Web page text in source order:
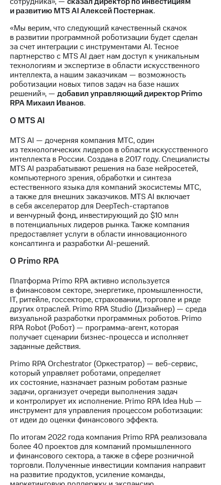
Описание
приобретения
Порядок
выкупа
акций
Дивиденды
Рынок
облигаций
Описание
Еврооблигации-2023
Уведомление
погашении
именных
облигаций
Другое
Регистратор
Реквизиты
Контакты
развитие
деловая этика
На главную
и развитию MTS AI Алексей Постернак.
«Мы верим, что следующий качественный скачок
в развитии программной роботизации будет сделан
за счет интеграции с инструментами AI. Тесное
партнерство с MTS AI дает нам доступ к уникальным
технологиям и экспертизе в области искусственного
интеллекта, а нашим заказчикам — возможность
роботизации новых типов задач на базе наших
решений», — добавил управляющий директор Primo
RPA Михаил Иванов.
О MTS AI
MTS AI — дочерняя компания МТС, один
из технологических лидеров в области искусственного
интеллекта в России. Создана в 2017 году. Специалисты
MTS AI разрабатывают решения на базе нейросетей,
компьютерного зрения, обработки и синтеза
естественного языка для компаний экосистемы МТС,
а также для внешних заказчиков. MTS AI включает
в себя акселератор для DeepTech-стартапов
и венчурный фонд, инвестирующий до $10 млн
в потенциальных лидеров рынка. Также компания
предоставляет услуги в области инновационного
консалтинга и разработки AI-решений.
О Primo RPA
Платформа Primo RPA активно используется
в финансовом секторе, энергетике, промышленности,
IT, ритейле, госсекторе, страховании, торговле и ряде
других отраслей. Primo RPA Studio (Дизайнер) — среда
визуальной разработки программных роботов. Primo
RPA Robot (Робот) — программа-агент, которая
получает сценарии бизнес-процесса и исполняет
заданные действия.
Primo RPA Orchestrator (Оркестратор) — веб-сервис,
который управляет роботами, определяет
их состояние, назначает разным роботам разные
задачи, организует очереди выполнения задач
и контролирует их исполнение. Primo RPA Idea Hub —
инструмент для управления процессом роботизации:
от идеи до оценки финансового эффекта.
По итогам 2022 года компания Primo RPA реализовала
более 40 проектов для компаний промышленного
и финансового сектора, а также в сфере розничной
торговли. Полученные инвестиции компания направит
на развитие продуктов, усиление команды,